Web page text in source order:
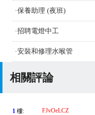
·保養助理 (夜班)
·招聘電燈中工
·安裝和修理水喉管
相關評論
1 樓: FJvOeLCZ